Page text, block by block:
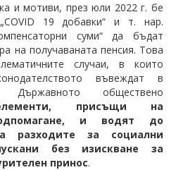
и мотиви, през юли 2022 г. бе
19 добавки“ и т. нар.
суми“ да бъдат
на получаваната пенсия. Това
случаи, в които
въвеждат в
обществено
присъщи на
и водят до
разходите за социални
без изискване за
принос.